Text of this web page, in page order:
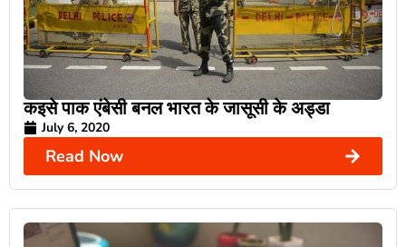
कइसे पाक एंबेसी बनल भारत के जासूसी के अड्डा
July 6, 2020
Read Now